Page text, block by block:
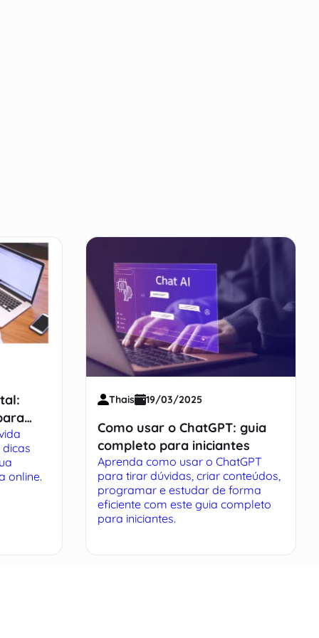
online.
Thais 19/03/2025
Como usar o ChatGPT: guia
completo para iniciantes
Aprenda como usar o ChatGPT
para tirar dúvidas, criar conteúdos,
programar e estudar de forma
eficiente com este guia completo
para iniciantes.